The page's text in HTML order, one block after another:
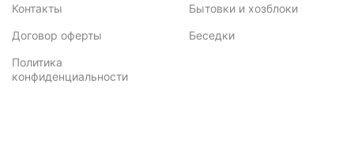
Контакты
Договор оферты
Политика
конфиденциальности
Бытовки и хозблоки
Беседки